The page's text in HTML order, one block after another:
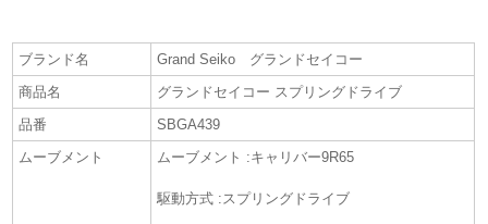
ブランド名
Grand Seiko グランドセイコー
商品名
グランドセイコー スプリングドライブ
品番
SBGA439
ムーブメント
ムーブメント :キャリバー9R65
駆動方式 :スプリングドライブ